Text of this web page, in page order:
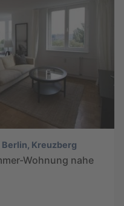
Kreuzberg
Wohnung nahe